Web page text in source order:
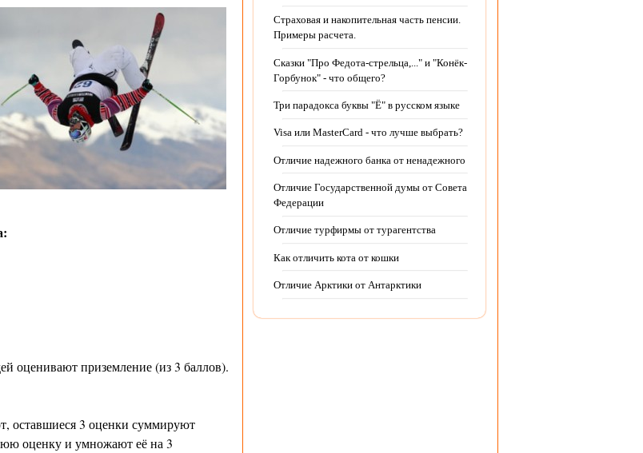
оценивают приземление (из 3 баллов).
оставшиеся 3 оценки суммируют
оценку и умножают её на 3
Страховая и накопительная часть пенсии.
Примеры расчета.
Сказки "Про Федота-стрельца,..." и "Конёк-
Горбунок" - что общего?
Три парадокса буквы "Ё" в русском языке
Visa или MasterCard - что лучше выбрать?
Отличие надежного банка от ненадежного
Отличие Государственной думы от Совета
Федерации
Отличие турфирмы от турагентства
Как отличить кота от кошки
Отличие Арктики от Антарктики